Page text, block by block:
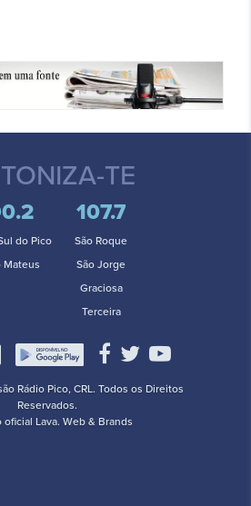
TE
do Pico
Mateus
107.7
São Roque
São Jorge
Graciosa
Terceira
Rádio Pico, CRL. Todos os Direitos
Reservados.
oficial Lava. Web & Brands